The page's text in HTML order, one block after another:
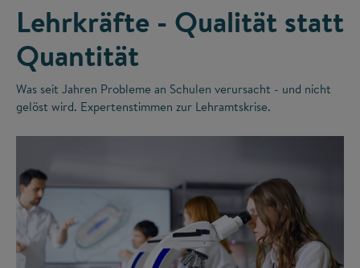
Lehrkräfte - Qualität statt
Quantität
Was seit Jahren Probleme an Schulen verursacht - und nicht
gelöst wird. Expertenstimmen zur Lehramtskrise.